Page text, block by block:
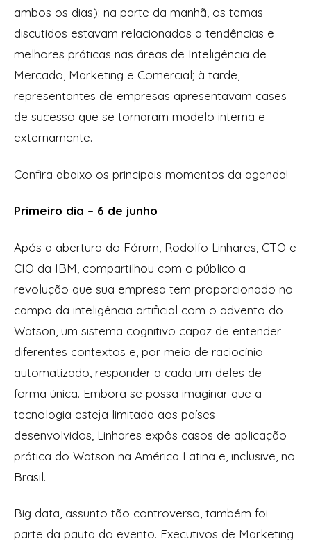
ambos os dias): na parte da manhã, os temas
discutidos estavam relacionados a tendências e
melhores práticas nas áreas de Inteligência de
Mercado, Marketing e Comercial; à tarde,
representantes de empresas apresentavam cases
de sucesso que se tornaram modelo interna e
externamente.
Confira abaixo os principais momentos da agenda!
Primeiro dia – 6 de junho
Após a abertura do Fórum, Rodolfo Linhares, CTO e
CIO da IBM, compartilhou com o público a
revolução que sua empresa tem proporcionado no
campo da inteligência artificial com o advento do
Watson, um sistema cognitivo capaz de entender
diferentes contextos e, por meio de raciocínio
automatizado, responder a cada um deles de
forma única. Embora se possa imaginar que a
tecnologia esteja limitada aos países
desenvolvidos, Linhares expôs casos de aplicação
prática do Watson na América Latina e, inclusive, no
Brasil.
Big data , assunto tão controverso, também foi
parte da pauta do evento. Executivos de Marketing